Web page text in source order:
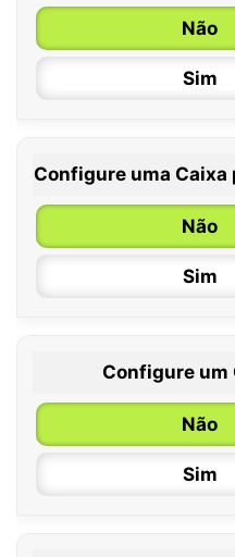
6 /
Não
Sim
Configure uma Caixa
Não
Sim
Configure um
Não
Sim